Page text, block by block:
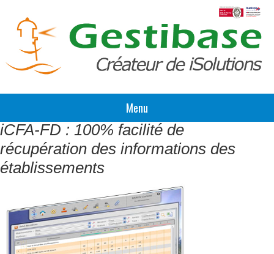
Menu
iCFA-FD : 100% facilité de
récupération des informations des
établissements